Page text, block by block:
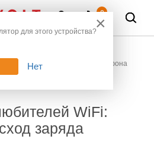
0
расход заряда телефона
WiFi:
заряда
×
для этого устройства?
Нет